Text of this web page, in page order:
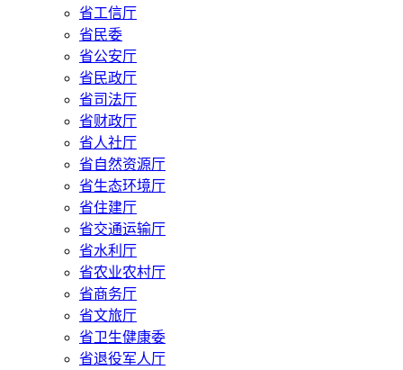
省工信厅
省民委
省公安厅
省民政厅
省司法厅
省财政厅
省人社厅
省自然资源厅
省生态环境厅
省住建厅
省交通运输厅
省水利厅
省农业农村厅
省商务厅
省文旅厅
省卫生健康委
省退役军人厅